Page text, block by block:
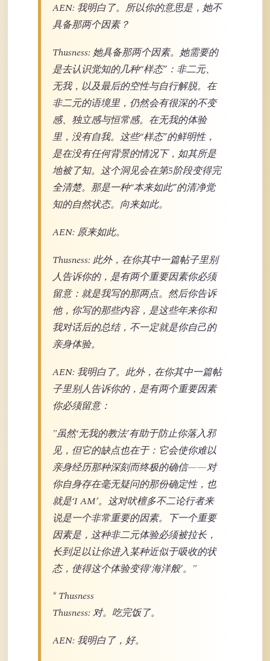
AEN: 我明白了。所以你的意思是，她不
具备那两个因素？
Thusness: 她具备那两个因素。她需要的
是去认识觉知的几种“样态”：非二元、
无我，以及最后的空性与自行解脱。在
非二元的语境里，仍然会有很深的不变
感、独立感与恒常感。在无我的体验
里，没有自我。这些“样态”的鲜明性，
是在没有任何背景的情况下，如其所是
地被了知。这个洞见会在第5阶段变得完
全清楚。那是一种“本来如此”的清净觉
知的自然状态。向来如此。
AEN: 原来如此。
Thusness: 此外，在你其中一篇帖子里别
人告诉你的，是有两个重要因素你必须
留意：就是我写的那两点。然后你告诉
他，你写的那些内容，是这些年来你和
我对话后的总结，不一定就是你自己的
亲身体验。
AEN: 我明白了。此外，在你其中一篇帖
子里别人告诉你的，是有两个重要因素
你必须留意：
"虽然‘无我的教法’有助于防止你落入邪
见，但它的缺点也在于：它会使你难以
亲身经历那种深刻而终极的确信——对
你自身存在毫无疑问的那份确定性，也
就是‘I AM’。这对吠檀多不二论行者来
说是一个非常重要的因素。下一个重要
因素是，这种非二元体验必须被拉长，
长到足以让你进入某种近似于吸收的状
态，使得这个体验变得‘海洋般’。"
* Thusness
Thusness: 对。吃完饭了。
AEN: 我明白了，好。